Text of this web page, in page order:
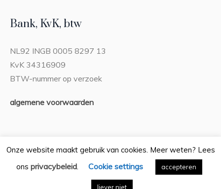
Bank, KvK, btw
NL92 INGB 0005 8297 13
KvK 34316909
BTW-nummer op verzoek
algemene voorwaarden
Privacybeleid/ Bureau Boeiend © 2026 / Alle rechten
voorbehouden
Onze website maakt gebruik van cookies. Meer weten? Lees
ons privacybeleid. Cookie settings accepteren
liever niet